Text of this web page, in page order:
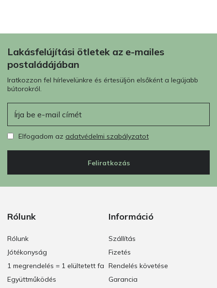
Lakásfelújítási ötletek az e-mailes
postaládájában
Iratkozzon fel hírlevelünkre és értesüljön elsőként a legújabb
bútorokról.
Elfogadom az adatvédelmi szabályzatot
Feliratkozás
Rólunk
Rólunk
Jótékonyság
1 megrendelés = 1 elültetett fa
Együttműködés
Információ
Szállítás
Fizetés
Rendelés követése
Garancia